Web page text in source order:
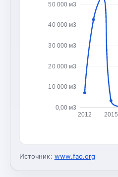
0,00 м3
10 000 м3
20 000 м3
30 000 м3
40 000 м3
50 000 м3
2012 2015
Источник: www.fao.org